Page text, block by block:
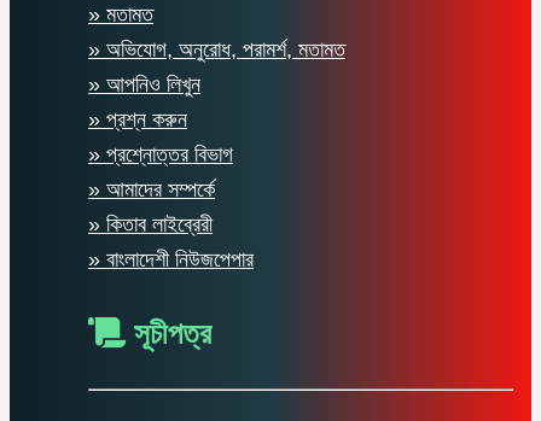
» মতামত
» অভিযোগ, অনুরোধ, পরামর্শ, মতামত
» আপনিও লিখুন
» প্রশ্ন করুন
» প্রশ্নোত্তর বিভাগ
» আমাদের সম্পর্কে
» কিতাব লাইব্রেরী
» বাংলাদেশী নিউজপেপার
সূচীপত্র